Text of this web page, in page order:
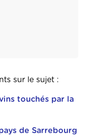
sur le sujet :
touchés par la
de Sarrebourg